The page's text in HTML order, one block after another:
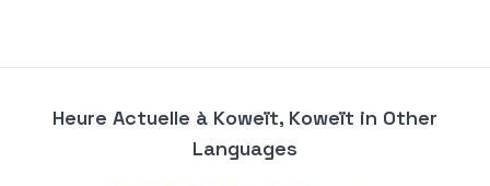
Heure Actuelle à Koweït, Koweït in Other
Languages